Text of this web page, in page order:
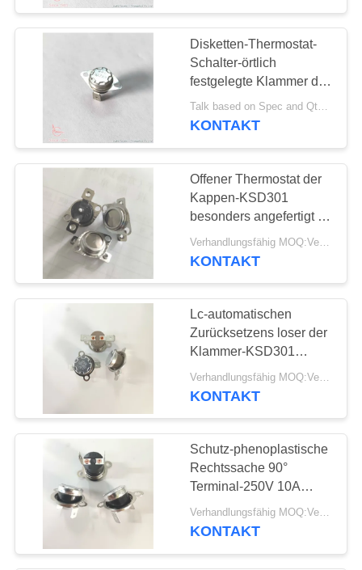
Disketten-Thermostat-
Schalter-örtlich
festgelegte Klammer des
Bakelit-Kasten-KSD301
bimetallischer für
Talk based on Spec and Qty. MOQ:Konnte sprechen, konnte Probelauf Menge stützen.
KONTAKT
Offener Thermostat der
Kappen-KSD301
besonders angefertigt für
Drucker 16A 250V mit
Behälterpaket
KONTAKT
Lc-automatischen
Zurücksetzens loser der
Klammer-KSD301
Anschluss
Temperaturüberwachungs-
KONTAKT
Schutz-phenoplastische
Rechtssache 90°
Terminal-250V 10A
automatischen
Zurücksetzens LC
Verhandlungsfähig MOQ:Verhandelbar
KONTAKT